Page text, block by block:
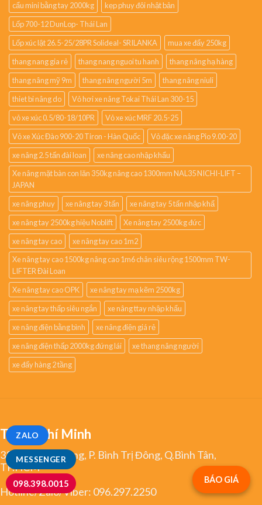
MESSENGER
ZALO
098.398.0015
cẩu mini bằng tay 2000kg
kẹp phuy đôi nhật bản
Lốp 700-12 DunLop- Thái Lan
Lốp xúc lật 26.5-25/28PR Solideal- SRILANKA
mua xe đẩy 250kg
thang nang gia rẻ
thang nang nguoi tu hanh
thang nâng hạ hàng
thang nâng mỹ 9m
thang nâng người 5m
thang nâng niuli
thiet bi nâng do
Vỏ hơi xe nâng Tokai Thái Lan 300-15
vỏ xe xúc 0.5/80-18/10PR
Vỏ xe xúc MRF 20.5-25
Vỏ xe Xúc Đào 900-20 Tiron - Hàn Quốc
Vỏ đặc xe nâng Pio 9.00-20
xe nâng 2.5 tấn đài loan
xe nâng cao nhập khẩu
Xe nâng mặt bàn con lăn 350kg nâng cao 1300mm NAL35 NICHI-LIFT –
JAPAN
xe nâng phuy
xe nâng tay 3 tấn
xe nâng tay 5 tấn nhập khẩ
xe nâng tay 2500kg hiệu Noblift
Xe nâng tay 2500kg đức
xe nâng tay cao
xe nâng tay cao 1m2
Xe nâng tay cao 1500kg nâng cao 1m6 chân siêu rộng 1500mm TW-
LIFTER Đài Loan
Xe nâng tay cao OPK
xe nâng tay mạ kẽm 2500kg
xe nâng tay thấp siêu ngắn
xe nâng ttay nhập khẩu
xe nâng điện bằng bình
xe nâng điện giá rẻ
xe nâng điện thấp 2000kg đứng lái
xe thang nâng người
xe đẩy hàng 2 tầng
TP.Hồ Chí Minh
334 Tân Hoà Đông, P. Bình Trị Đông, Q.Bình Tân,
TP.HCM
Hotline/Zalo/Viber: 096.297.2250
BÁO GIÁ